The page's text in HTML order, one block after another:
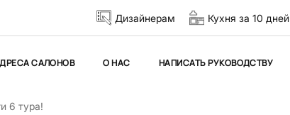
Дизайнерам Кухня за 10 дней
САЛОНОВ О НАС НАПИСАТЬ РУКОВОДСТВУ
6 тура!